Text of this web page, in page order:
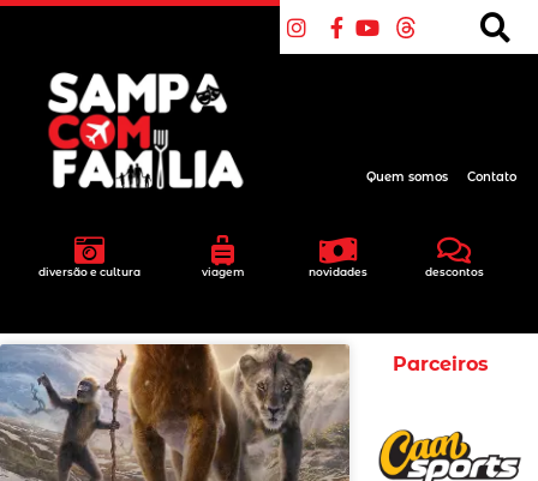
diversão e cultura viagem novidades descontos
Quem somos Contato
Parceiros